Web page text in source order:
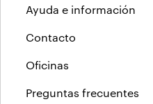
Ayuda e información
Contacto
Oficinas
Preguntas frecuentes